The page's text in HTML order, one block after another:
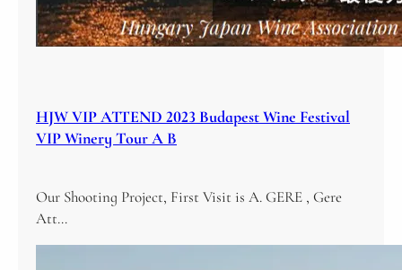
HJW VIP ATTEND 2023 Budapest Wine Festival
VIP Winery Tour A B
Our Shooting Project, First Visit is A. GERE , Gere
Att…